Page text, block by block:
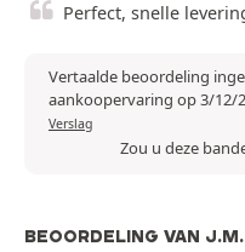
Perfect, snelle
Vertaalde beoordeling
aankoopervaring op 3/12/
Verslag
Zou u deze
BEOORDELING VAN J.M.